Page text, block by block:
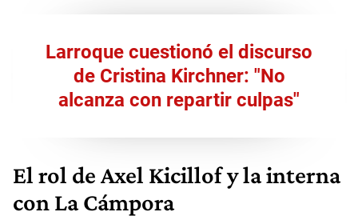
Larroque cuestionó el discurso
de Cristina Kirchner: "No
alcanza con repartir culpas"
El rol de Axel Kicillof y la interna
con La Cámpora